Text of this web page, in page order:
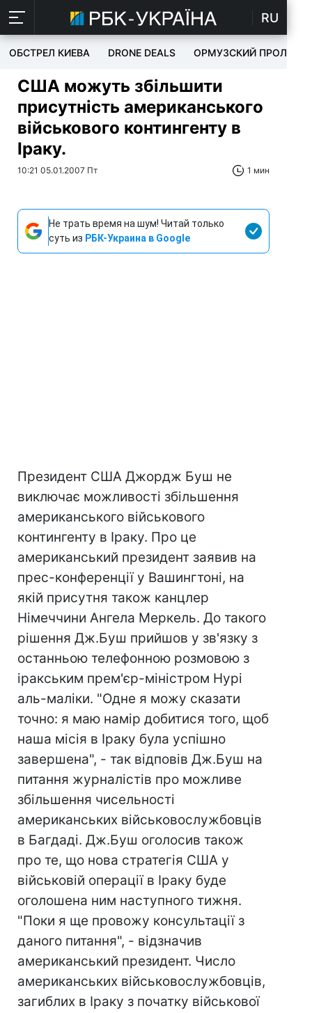
RU
ОБСТРЕЛ КИЕВА DRONE DEALS ОРМУЗСКИЙ ПРОЛИВ
США можуть збільшити
присутність американського
військового контингенту в
Іраку.
10:21 05.01.2007 Пт 1 мин
Не трать время на шум! Читай только
суть из РБК-Украина в Google
Президент США Джордж Буш не
виключає можливості збільшення
американського військового
контингенту в Іраку. Про це
американський президент заявив на
прес-конференції у Вашингтоні, на
якій присутня також канцлер
Німеччини Ангела Меркель. До такого
рішення Дж.Буш прийшов у зв'язку з
останньою телефонною розмовою з
іракським прем'єр-міністром Нурі
аль-маліки. "Одне я можу сказати
точно: я маю намір добитися того, щоб
наша місія в Іраку була успішно
завершена", - так відповів Дж.Буш на
питання журналістів про можливе
збільшення чисельності
американських військовослужбовців
в Багдаді. Дж.Буш оголосив також
про те, що нова стратегія США у
військовій операції в Іраку буде
оголошена ним наступного тижня.
"Поки я ще провожу консультації з
даного питання", - відзначив
американський президент. Число
американських військовослужбовців,
загиблих в Іраку з початку військової